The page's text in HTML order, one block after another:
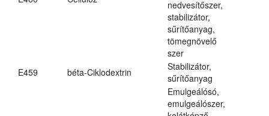
nedvesítőszer,
stabilizátor,
sűrítőanyag,
tömegnövelő
szer
E459
béta-Ciklodextrin
Stabilizátor,
sűrítőanyag
Emulgeálósó,
emulgeálószer,